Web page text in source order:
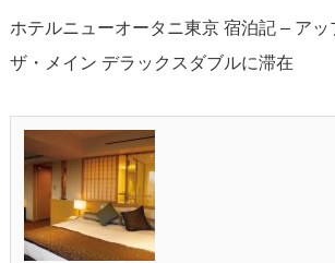
ホテルニューオータニ東京 宿泊記 – アッ
ザ・メイン デラックスダブルに滞在